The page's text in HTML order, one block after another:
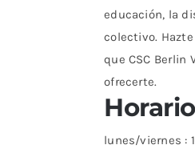
educación, la
colectivo.
que CSC Berlin
ofrecerte.
Horario
lunes/viernes :